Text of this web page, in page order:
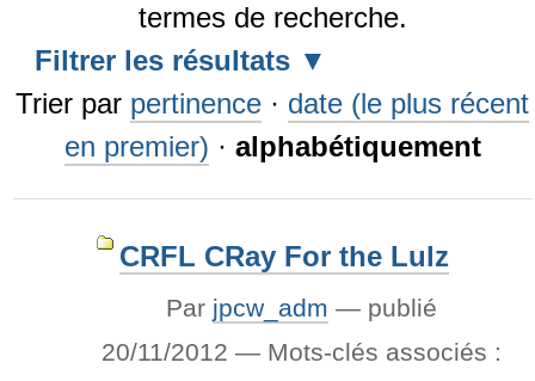
termes de recherche.
Filtrer les résultats
Trier par pertinence · date (le plus récent
en premier) · alphabétiquement
CRFL CRay For the Lulz
Par jpcw_adm — publié
20/11/2012— Mots-clés associés :